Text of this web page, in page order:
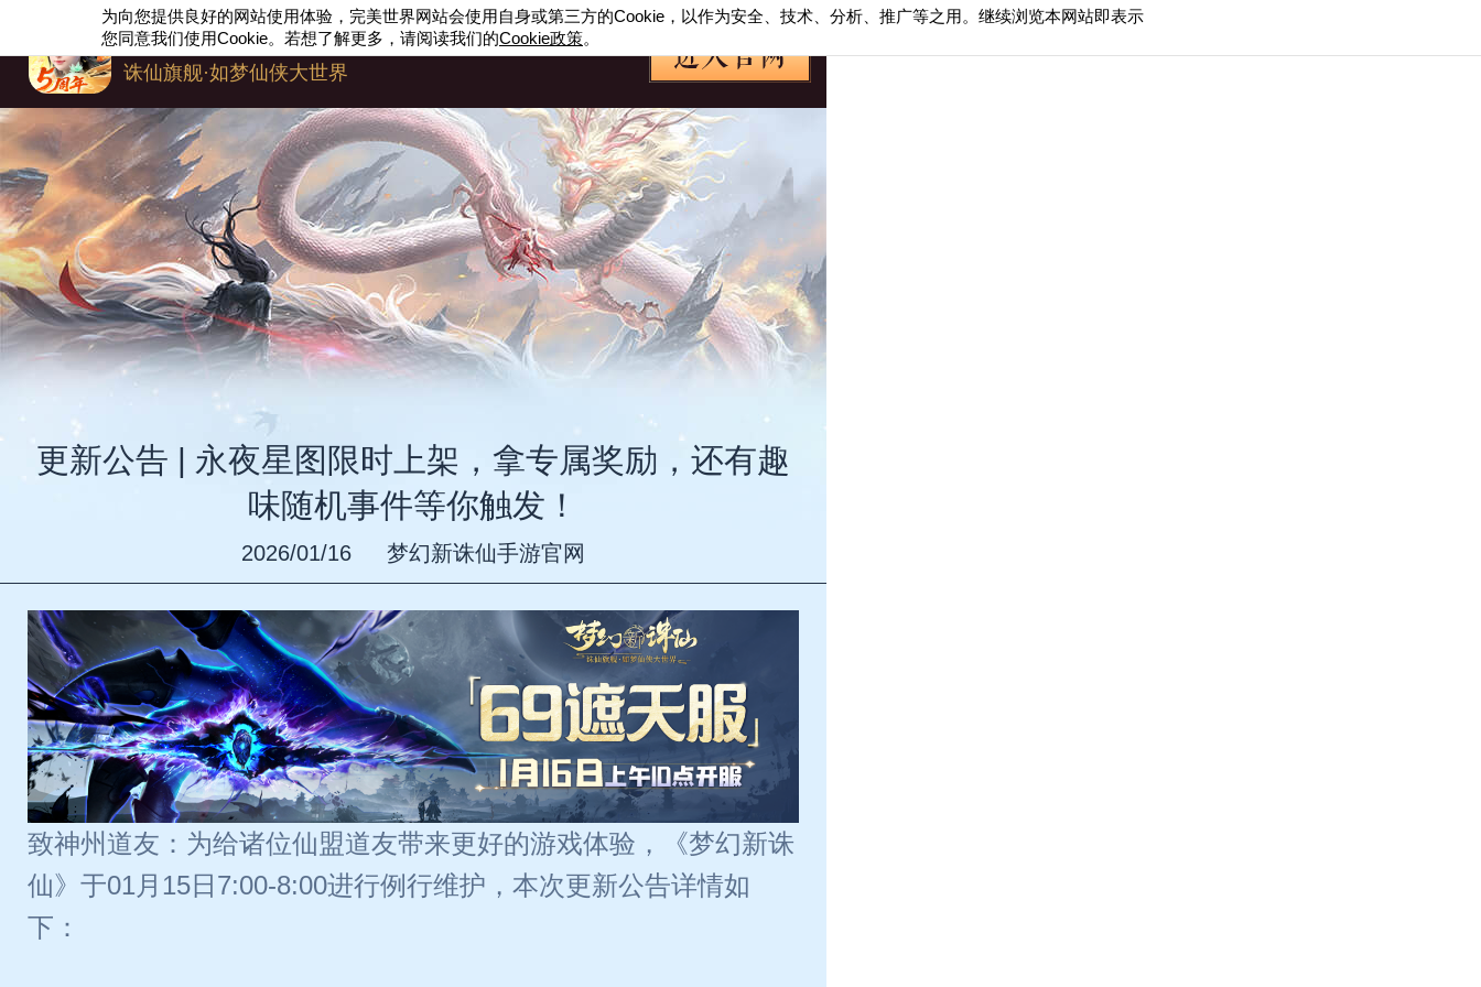
更新公告 | 永夜星图限时上架，拿专属奖励，还有趣
味随机事件等你触发！
2026/01/16 梦幻新诛仙手游官网
致神州道友：为给诸位仙盟道友带来更好的游戏体验，《梦幻新诛
仙》于01月15日7:00-8:00进行例行维护，本次更新公告详情如
下：
为向您提供良好的网站使用体验，完美世界网站会使用自身或第三方的Cookie ，以作为安全、技术、分析、推广等之用。继续浏览本网站即表示
您同意我们使用Cookie。若想了解更多，请阅读我们的Cookie政策。
梦幻新诛仙
诛仙旗舰·如梦仙侠大世界